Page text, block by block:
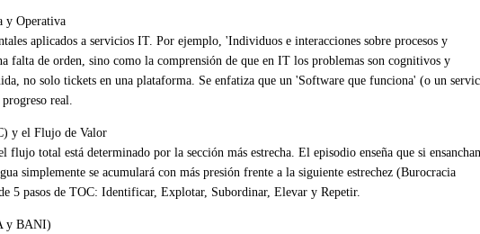
y Operativa
aplicados a servicios IT. Por ejemplo, 'Individuos e interacciones sobre procesos y
falta de orden, sino como la comprensión de que en IT los problemas son cognitivos y
no solo tickets en una plataforma. Se enfatiza que un 'Software que funciona' (o un
real.
y el Flujo de Valor
flujo total está determinado por la sección más estrecha. El episodio enseña que si
simplemente se acumulará con más presión frente a la siguiente estrechez (Burocracia
5 pasos de TOC: Identificar, Explotar, Subordinar, Elevar y Repetir.
y BANI)